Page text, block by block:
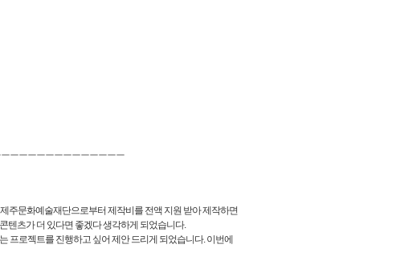
ㅡㅡㅡㅡㅡㅡㅡㅡㅡㅡㅡㅡㅡ
주문화예술재단으로부터 제작비를 전액 지원 받아 제작하면
텐츠가 더 있다면 좋겠다 생각하게 되었습니다.
프로젝트를 진행하고 싶어 제안 드리게 되었습니다. 이번에